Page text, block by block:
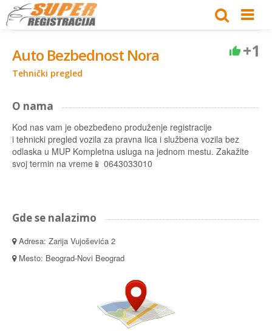
Auto Bezbednost Nora
Tehnički pregled
+1
O nama
Kod nas vam je obezbeđeno produženje registracije
i tehnicki pregled vozila za pravna lica i službena vozila bez
odlaska u MUP Kompletna usluga na jednom mestu. Zakažite
svoj termin na vreme📱 0643033010
Gde se nalazimo
Adresa: Zarija Vujoševića 2
Mesto: Beograd-Novi Beograd